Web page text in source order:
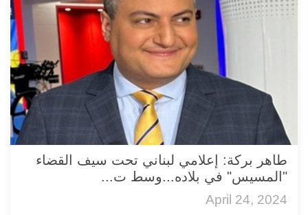
طاهر بركة: إعلامي لبناني تحت سيف القضاء
"المسيس" في بلاده...وسط ت...
April 24, 2024